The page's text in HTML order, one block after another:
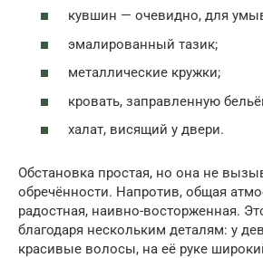
кувшин — очевидно, для
эмалированный тазик;
металлические кружки;
кровать, заправленную
халат, висящий у двери.
Обстановка простая, но она не
обречённости. Напротив, общая
радостная, наивно-восторженная.
благодаря нескольким деталям: у
красивые волосы, на её руке